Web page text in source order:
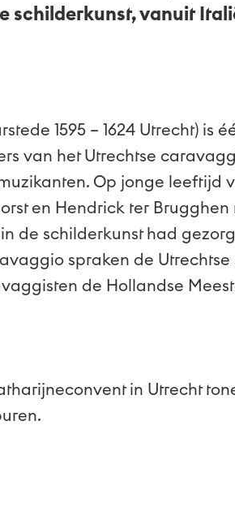
schilderkunst, vanuit
1595 – 1624 Utrecht) is
van het Utrechtse
Op jonge leeftijd
en Hendrick ter Brugghen
de schilderkunst had
spraken de Utrechtse
de Hollandse
in Utrecht